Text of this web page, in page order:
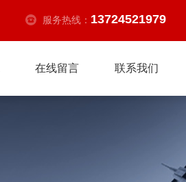
服务热线： 13724521979
在线留言 联系我们